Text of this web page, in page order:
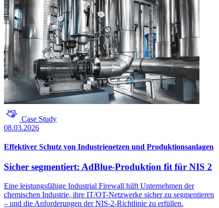
Case Study
08.03.2026
Effektiver Schutz von Industrienetzen und Produktionsanlagen
Sicher segmentiert: AdBlue-Produktion fit für NIS 2
Eine leistungsfähige Industrial Firewall hilft Unternehmen der
chemischen Industrie, ihre IT/OT-Netzwerke sicher zu segmentieren
– und die Anforderungen der NIS-2-Richtlinie zu erfüllen.